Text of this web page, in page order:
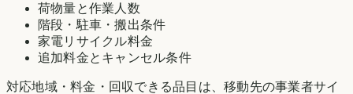
荷物量と作業人数
階段・駐車・搬出条件
家電リサイクル料金
追加料金とキャンセル条件
対応地域・料金・回収できる品目は、移動先の事業者サイ